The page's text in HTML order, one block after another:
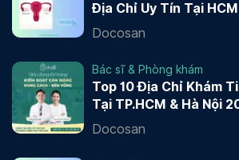
Địa Chỉ Uy Tín Tại
Docosan
Bác sĩ & Phòng khám
Top 10 Địa Chỉ Khám
Tại TP.HCM & Hà Nội
Docosan